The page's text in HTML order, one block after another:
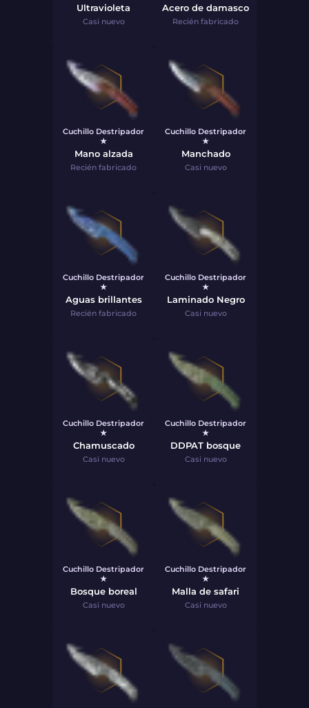
Ultravioleta
Casi nuevo
Acero de damasco
Recién fabricado
Cuchillo Destripador
★
Mano alzada
Recién fabricado
Cuchillo Destripador
★
Manchado
Casi nuevo
Cuchillo Destripador
★
Aguas brillantes
Recién fabricado
Cuchillo Destripador
★
Laminado Negro
Casi nuevo
Cuchillo Destripador
★
Chamuscado
Casi nuevo
Cuchillo Destripador
★
DDPAT bosque
Casi nuevo
Cuchillo Destripador
★
Bosque boreal
Casi nuevo
Cuchillo Destripador
★
Malla de safari
Casi nuevo